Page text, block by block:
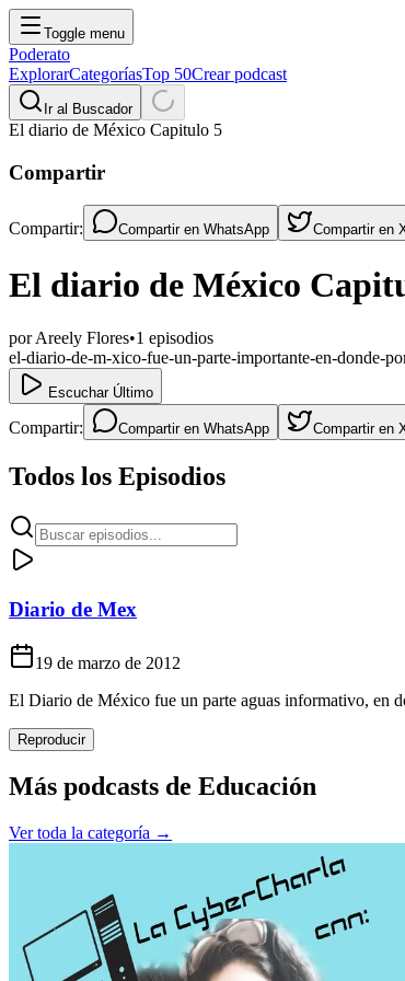
Toggle menu
Poderato
ExplorarCategoríasTop 50Crear podcast
Ir al Buscador
El diario de México Capitulo 5
Compartir
Compartir: Compartir en WhatsApp Compartir en
El diario de México
porAreely Flores•1 episodios
el-diario-de-m-xico-fue-un-parte-importante-en-donde-
Escuchar Último
Compartir: Compartir en WhatsApp Compartir en
Todos los Episodios
Diario de Mex
19 de marzo de 2012
El Diario de México fue un parte aguas informativo, en
Reproducir
Más podcasts de Educación
Ver toda la categoría →